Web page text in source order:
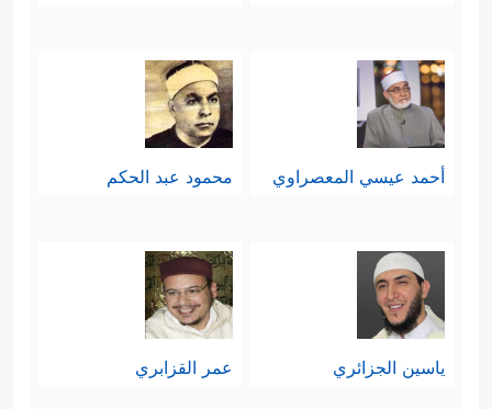
أحمد عيسي المعصراوي محمود عبد الحكم
ياسين الجزائري عمر القزابري